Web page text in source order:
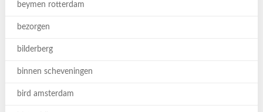
beymen rotterdam
bezorgen
bilderberg
binnen scheveningen
bird amsterdam